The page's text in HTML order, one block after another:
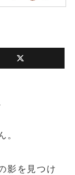
影を見つけ